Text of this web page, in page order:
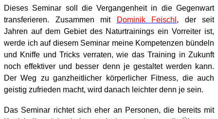
Dieses Seminar soll die Vergangenheit in die Gegenwart
transferieren. Zusammen mit
Dominik Feischl , der seit
Jahren auf dem Gebiet des Naturtrainings ein Vorreiter ist,
werde ich auf diesem Seminar meine Kompetenzen bündeln
und Kniffe und Tricks verraten, wie das Training in Zukunft
noch effektiver und besser denn je gestaltet werden kann.
Der Weg zu ganzheitlicher körperlicher Fitness, die auch
geistig zufrieden macht, wird danach leichter denn je sein.
Das Seminar richtet sich eher an Personen, die bereits mit